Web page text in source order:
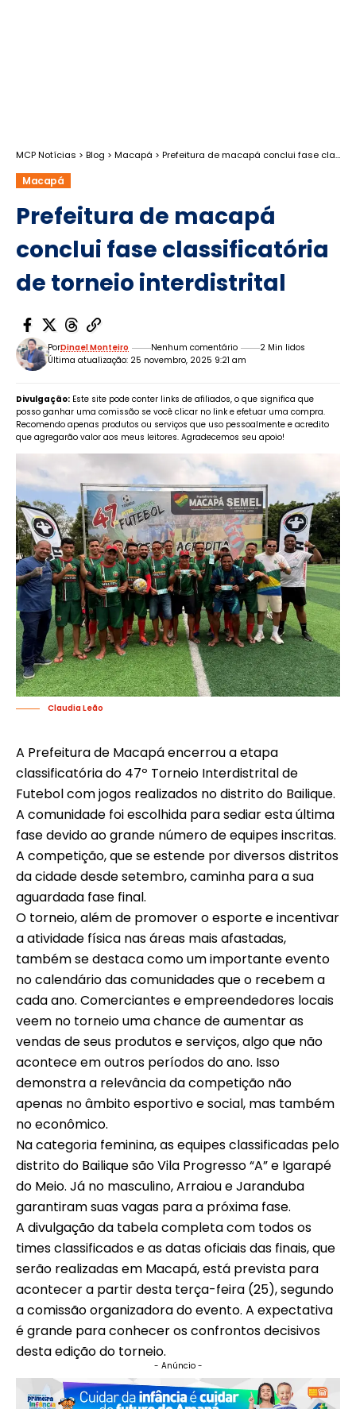
MCP Notícias > Blog > Macapá > Prefeitura de macapá conclui fase classificatória de torneio interdistrital
Macapá
Prefeitura de macapá
conclui fase classificatória
de torneio interdistrital
Última atualização: 25 novembro, 2025 9:21 am
PorDinael Monteiro Nenhum comentário 2 Min lidos
Divulgação: Este site pode conter links de afiliados, o que significa que
posso ganhar uma comissão se você clicar no link e efetuar uma compra.
Recomendo apenas produtos ou serviços que uso pessoalmente e acredito
que agregarão valor aos meus leitores. Agradecemos seu apoio!
Claudia Leão
A Prefeitura de Macapá encerrou a etapa
classificatória do 47º Torneio Interdistrital de
Futebol com jogos realizados no distrito do Bailique.
A comunidade foi escolhida para sediar esta última
fase devido ao grande número de equipes inscritas.
A competição, que se estende por diversos distritos
da cidade desde setembro, caminha para a sua
aguardada fase final.
O torneio, além de promover o esporte e incentivar
a atividade física nas áreas mais afastadas,
também se destaca como um importante evento
no calendário das comunidades que o recebem a
cada ano. Comerciantes e empreendedores locais
veem no torneio uma chance de aumentar as
vendas de seus produtos e serviços, algo que não
acontece em outros períodos do ano. Isso
demonstra a relevância da competição não
apenas no âmbito esportivo e social, mas também
no econômico.
Na categoria feminina, as equipes classificadas pelo
distrito do Bailique são Vila Progresso “A” e Igarapé
do Meio. Já no masculino, Arraiou e Jaranduba
garantiram suas vagas para a próxima fase.
A divulgação da tabela completa com todos os
times classificados e as datas oficiais das finais, que
serão realizadas em Macapá, está prevista para
acontecer a partir desta terça-feira (25), segundo
a comissão organizadora do evento. A expectativa
é grande para conhecer os confrontos decisivos
desta edição do torneio.
- Anúncio -